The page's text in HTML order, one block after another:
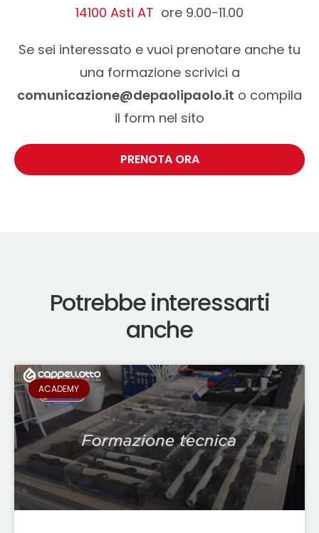
14100 Asti AT ore 9.00-11.00
Se sei interessato e vuoi prenotare anche tu
una formazione scrivici a
comunicazione@depaolipaolo.it o compila
il form nel sito
PRENOTA ORA
Potrebbe interessarti
anche
ACADEMY